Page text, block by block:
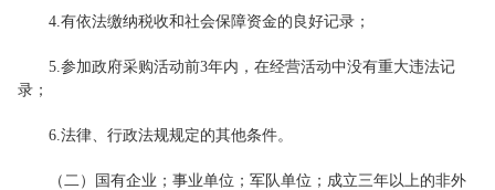
4.有依法缴纳税收和社会保障资金的良好记录；
5.参加政府采购活动前3年内，在经营活动中没有重大违法记
录；
6.法律、行政法规规定的其他条件。
（二）国有企业；事业单位；军队单位；成立三年以上的非外